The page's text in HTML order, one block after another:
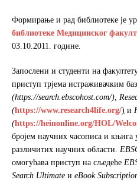
Формирање и рад библиотеке је
библиотеке Медицинског
03.10.2011. године.
Запослени и студенти на
приступ трјема истраживачким
(https://search.ebscohost.com/)
(https://www.research4life.org/) и
(https://heinonline.org/HOL/
бројем научних часописа и књига
различитих научних области.
омогућава приступ на сљедеће
Search Ultimate и eBook